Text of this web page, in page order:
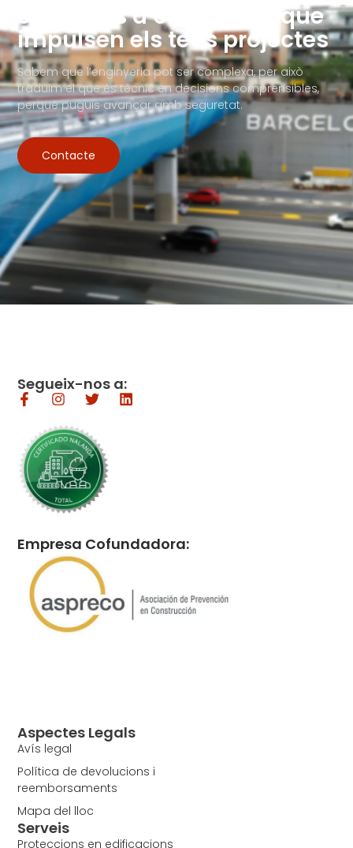
Solucions d’enginyeria que
impulsen els teus projectes
Sabem que l’enginyeria pot ser complexa, per això
traduïm el que és tècnic en decisions comprensibles,
perquè puguis avançar amb seguretat.
Contacte
Aspectes Legals
Avís legal
Política de devolucions i
reemborsaments
Mapa del lloc
Serveis
Proteccions en edificacions
Segueix-nos a:
Empresa Cofundadora: